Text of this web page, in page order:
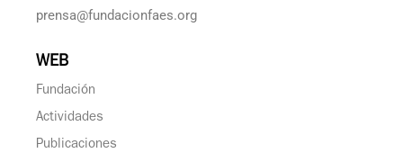
prensa@fundacionfaes.org
WEB
Fundación
Actividades
Publicaciones